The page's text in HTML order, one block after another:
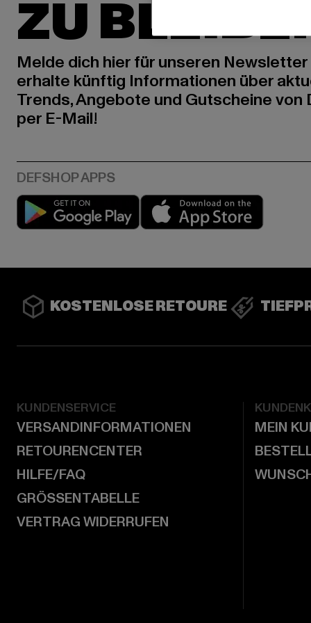
ZU
Melde dich hier für unseren Newsletter
erhalte künftig Informationen über
Trends, Angebote und Gutscheine von
per E-Mail!
Play market
KOSTENLOSE RETOURE
KUNDENSERVICE
VERSANDINFORMATIONEN
RETOURENCENTER
HILFE/FAQ
GRÖSSENTABELLE
VERTRAG WIDERRUFEN
MEIN